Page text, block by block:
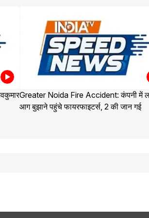
Greater Noida Fire Accident: कंपनी में
आग बुझाने पहुंचे फायरफाइटर्स, 2 की जान गई